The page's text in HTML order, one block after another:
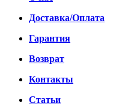
Доставка/Оплата
Гарантия
Возврат
Контакты
Статьи